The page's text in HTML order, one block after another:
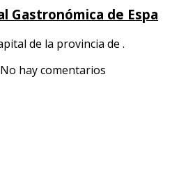
Gastronómica de Espa
de la provincia de .
No hay comentarios